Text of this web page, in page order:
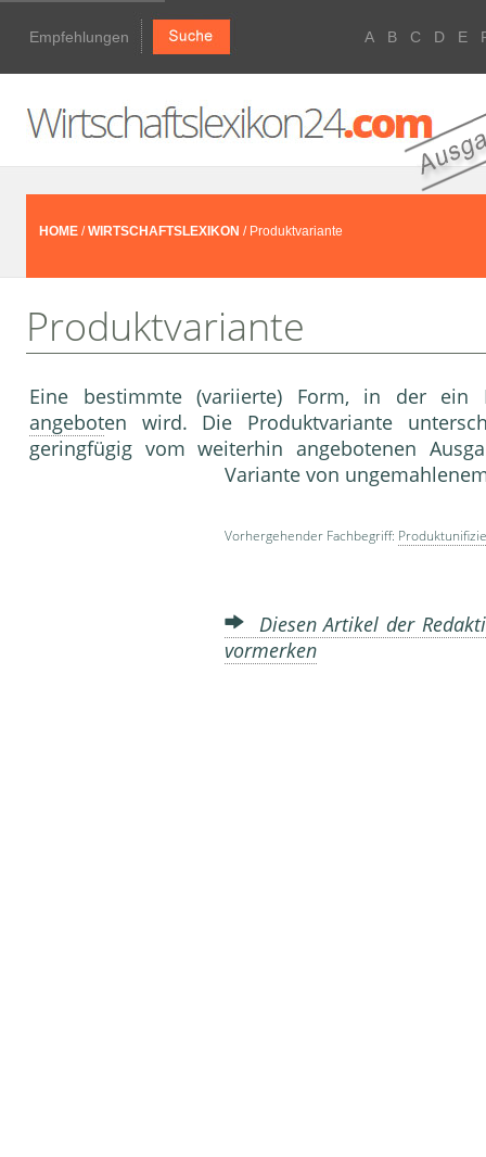
Empfehlungen A B C D E
HOME /WIRTSCHAFTSLEXIKON / Produktvariante
Produktvariante
Eine bestimmte (variierte) Form, in der
angeboten wird. Die Produktvariante
geringfügig vom weiterhin angebotenen
Variante von
Vorhergehender Fachbegriff:
Diesen Artikel der
vormerken